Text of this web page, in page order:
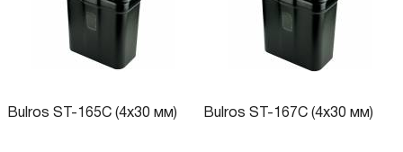
Bulros ST-165C (4х30 мм) Bulros ST-167C (4х30 мм)